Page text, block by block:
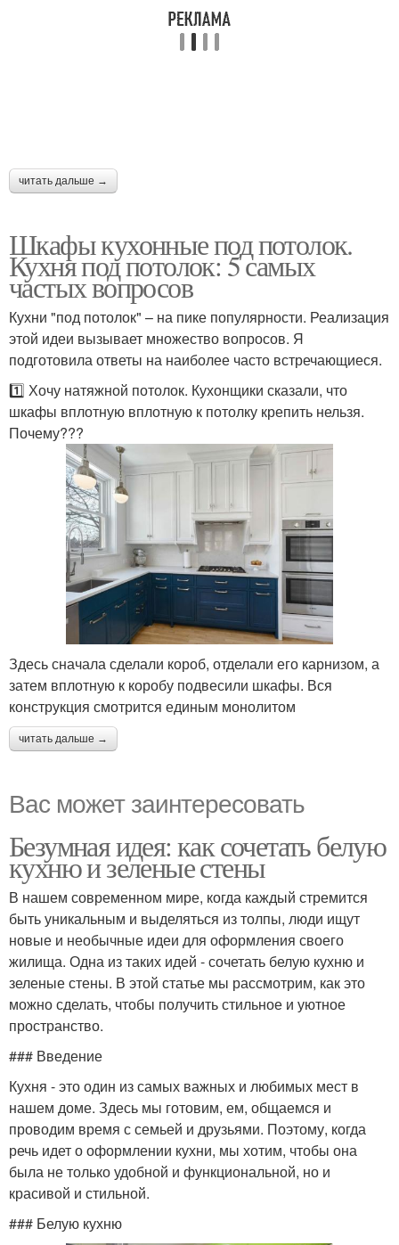
читать дальше →
Шкафы кухонные под потолок.
Кухня под потолок: 5 самых
частых вопросов
Кухни "под потолок" – на пике популярности. Реализация
этой идеи вызывает множество вопросов. Я
подготовила ответы на наиболее часто встречающиеся.
1️⃣ Хочу натяжной потолок. Кухонщики сказали, что
шкафы вплотную вплотную к потолку крепить нельзя.
Почему???
Здесь сначала сделали короб, отделали его карнизом, а
затем вплотную к коробу подвесили шкафы. Вся
конструкция смотрится единым монолитом
читать дальше →
Вас может заинтересовать
Безумная идея: как сочетать белую
кухню и зеленые стены
В нашем современном мире, когда каждый стремится
быть уникальным и выделяться из толпы, люди ищут
новые и необычные идеи для оформления своего
жилища. Одна из таких идей - сочетать белую кухню и
зеленые стены. В этой статье мы рассмотрим, как это
можно сделать, чтобы получить стильное и уютное
пространство.
### Введение
Кухня - это один из самых важных и любимых мест в
нашем доме. Здесь мы готовим, ем, общаемся и
проводим время с семьей и друзьями. Поэтому, когда
речь идет о оформлении кухни, мы хотим, чтобы она
была не только удобной и функциональной, но и
красивой и стильной.
### Белую кухню